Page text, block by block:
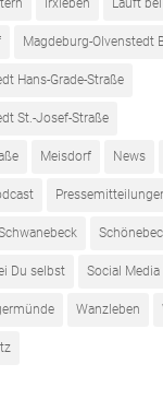
Magdeburg-Olvenstedt
Hans-Grade-Straße
St.-Josef-Straße
Meisdorf News
Du selbst Social Media
Wanzleben